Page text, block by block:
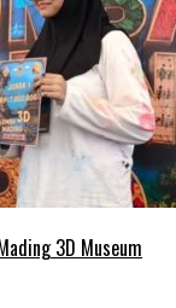
3D Museum